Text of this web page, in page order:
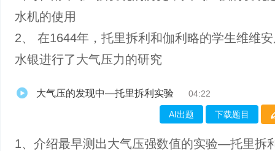
水机的使用
2、 在1644年，托里拆利和伽利略的学生维维
水银进行了大气压力的研究
大气压的发现中—托里拆利实验 04:22
AI出题 下载题目
1、介绍​最早测出大气压强数值的实验—托里拆